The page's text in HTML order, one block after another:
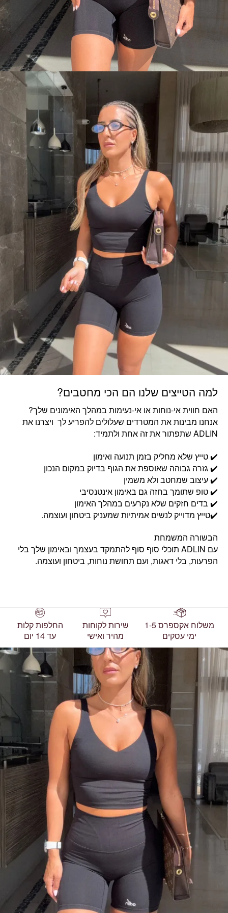
למה הטייצים שלנו הם הכי מחטבים?
האם חווית אי-נוחות או אי-נעימות במהלך האימונים שלך?
אנחנו מבינות את המטרדים שעלולים להפריע לך ויצרנו את
ADLIN שתפתור את זה אחת ולתמיד:
✔️ טייץ שלא מחליק בזמן תנועה ואימון
✔️ גזרה גבוהה שאוספת את הגוף בדיוק במקום הנכון
✔️ עיצוב שמחטב ולא משמין
✔️ טופ שתומך בחזה גם באימון אינטנסיבי
✔️ בדים חזקים שלא נקרעים במהלך האימון
✔️טייץ מדוייק לנשים אמיתיות שמעניק ביטחון ועוצמה.
הבשורה המשמחת
עם ADLIN תוכלי סוף סוף להתמקד בעצמך ובאימון שלך בלי
הפרעות, בלי דאגות, ועם תחושת נוחות, ביטחון ועוצמה.
משלוח אקספרס 1-5
ימי עסקים
שירות לקוחות
מהיר ואישי
החלפות קלות
עד 14 יום